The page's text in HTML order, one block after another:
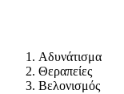
Αδυνάτισμα
Θεραπείες
Βελονισμός